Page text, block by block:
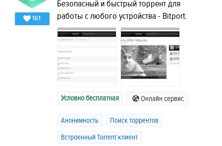
161
Безопасный и быстрый торрент для
работы с любого устройства - Bitport.
Условно бесплатная Онлайн сервис
Анонимность
Поиск торрентов
Встроенный Torrent клиент